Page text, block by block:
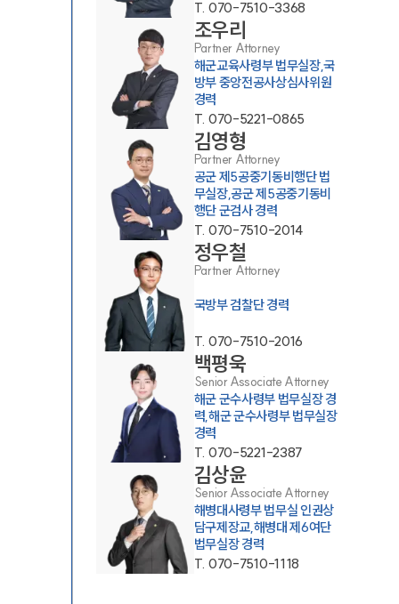
그룹소개
그룹소개
대륜의 강점
오시는 길
글로벌 파트너 로펌
고객의 소리
T. 070-7510-3368
조우리
Partner Attorney
해군교육사령부 법무실장,국
방부 중앙전공사상심사위원
경력
T. 070-5221-0865
김영형
Partner Attorney
공군 제5공중기동비행단 법
무실장,공군 제5공중기동비
행단 군검사 경력
T. 070-7510-2014
정우철
Partner Attorney
국방부 검찰단 경력
T. 070-7510-2016
백평욱
Senior Associate Attorney
해군 군수사령부 법무실장 경
력,해군 군수사령부 법무실장
경력
T. 070-5221-2387
김상윤
Senior Associate Attorney
해병대사령부 법무실 인권상
담구제장교,해병대 제6여단
법무실장 경력
T. 070-7510-1118